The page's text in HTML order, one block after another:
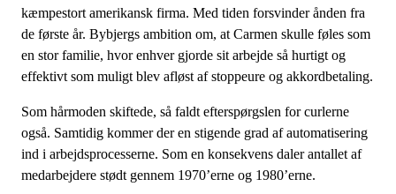
kæmpestort amerikansk firma. Med tiden forsvinder ånden fra
de første år. Bybjergs ambition om, at Carmen skulle føles som
en stor familie, hvor enhver gjorde sit arbejde så hurtigt og
effektivt som muligt blev afløst af stoppeure og akkordbetaling.
Som hårmoden skiftede, så faldt efterspørgslen for curlerne
også. Samtidig kommer der en stigende grad af automatisering
ind i arbejdsprocesserne. Som en konsekvens daler antallet af
medarbejdere stødt gennem 1970’erne og 1980’erne.